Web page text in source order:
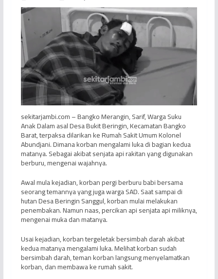
sekitarjambi.com – Bangko Merangin, Sarif, Warga Suku
Anak Dalam asal Desa Bukit Beringin, Kecamatan Bangko
Barat, terpaksa dilarikan ke Rumah Sakit Umum Kolonel
Abundjani. Dimana korban mengalami luka di bagian kedua
matanya. Sebagai akibat senjata api rakitan yang digunakan
berburu, mengenai wajahnya.
Awal mula kejadian, korban pergi berburu babi bersama
seorang temannya yang juga warga SAD. Saat sampai di
hutan Desa Beringin Sanggul, korban mulai melakukan
penembakan. Namun naas, percikan api senjata api miliknya,
mengenai muka dan matanya.
Usai kejadian, korban tergeletak bersimbah darah akibat
kedua matanya mengalami luka. Melihat korban sudah
bersimbah darah, teman korban langsung menyelamatkan
korban, dan membawa ke rumah sakit.